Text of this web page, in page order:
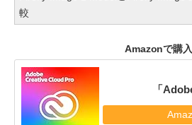
較
Amazonで購入
「